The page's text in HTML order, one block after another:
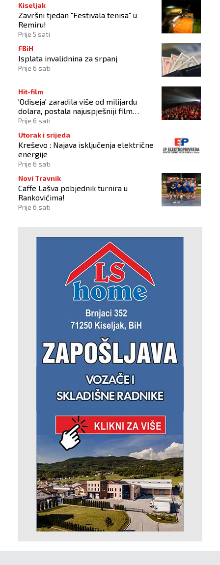
Kiseljak
Završni tjedan "Festivala tenisa" u
Remiru!
Prije 5 sati
FBiH
Isplata invalidnina za srpanj
Prije 6 sati
Hit-film
'Odiseja' zaradila više od milijardu
dolara, postala najuspješniji film
Christophera Nolana
Prije 6 sati
Utorak i srijeda
Kreševo : Najava isključenja električne
energije
Prije 6 sati
Novi Travnik
Caffe Lašva pobjednik turnira u
Rankovićima!
Prije 6 sati